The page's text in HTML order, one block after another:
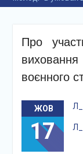
Про
воєнного
ЖОВ
17